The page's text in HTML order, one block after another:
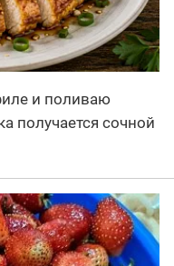
и поливаю
получается сочной